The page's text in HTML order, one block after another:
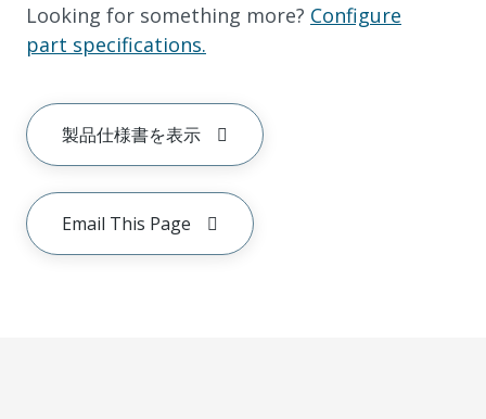
Looking for something more? Configure
part specifications.
製品仕様書を表示
Email This Page